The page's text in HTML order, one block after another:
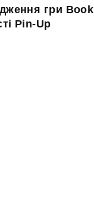
гри Book
Pin-Up